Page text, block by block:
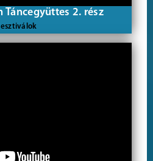
Táncegyüttes 2. rész